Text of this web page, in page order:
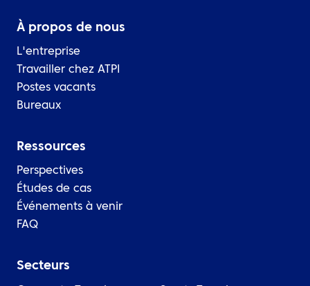
À propos de nous
L'entreprise
Travailler chez ATPI
Postes vacants
Bureaux
Ressources
Perspectives
Études de cas
Événements à venir
FAQ
Secteurs